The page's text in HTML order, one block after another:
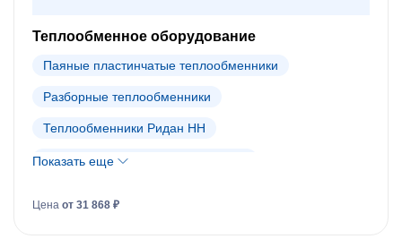
Теплообменное оборудование
Паяные пластинчатые теплообменники
Разборные теплообменники
Теплообменники Ридан НН
Теплообменники Danfoss (АРХИВ)
Показать еще
Цена от 31 868 ₽